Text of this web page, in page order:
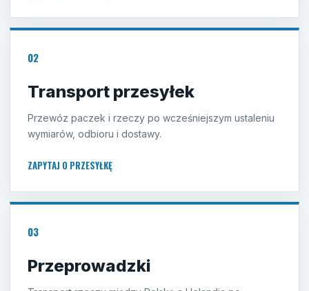
02
Transport przesyłek
Przewóz paczek i rzeczy po wcześniejszym ustaleniu
wymiarów, odbioru i dostawy.
ZAPYTAJ O PRZESYŁKĘ
03
Przeprowadzki